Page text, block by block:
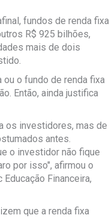
fundos de renda fixa
R$ 925 bilhões,
mais de dois
ou o fundo de renda fixa
Então, ainda justifica
os investidores, mas de
antes.
o investidor não fique
por isso", afirmou o
Financeira,
que a renda fixa